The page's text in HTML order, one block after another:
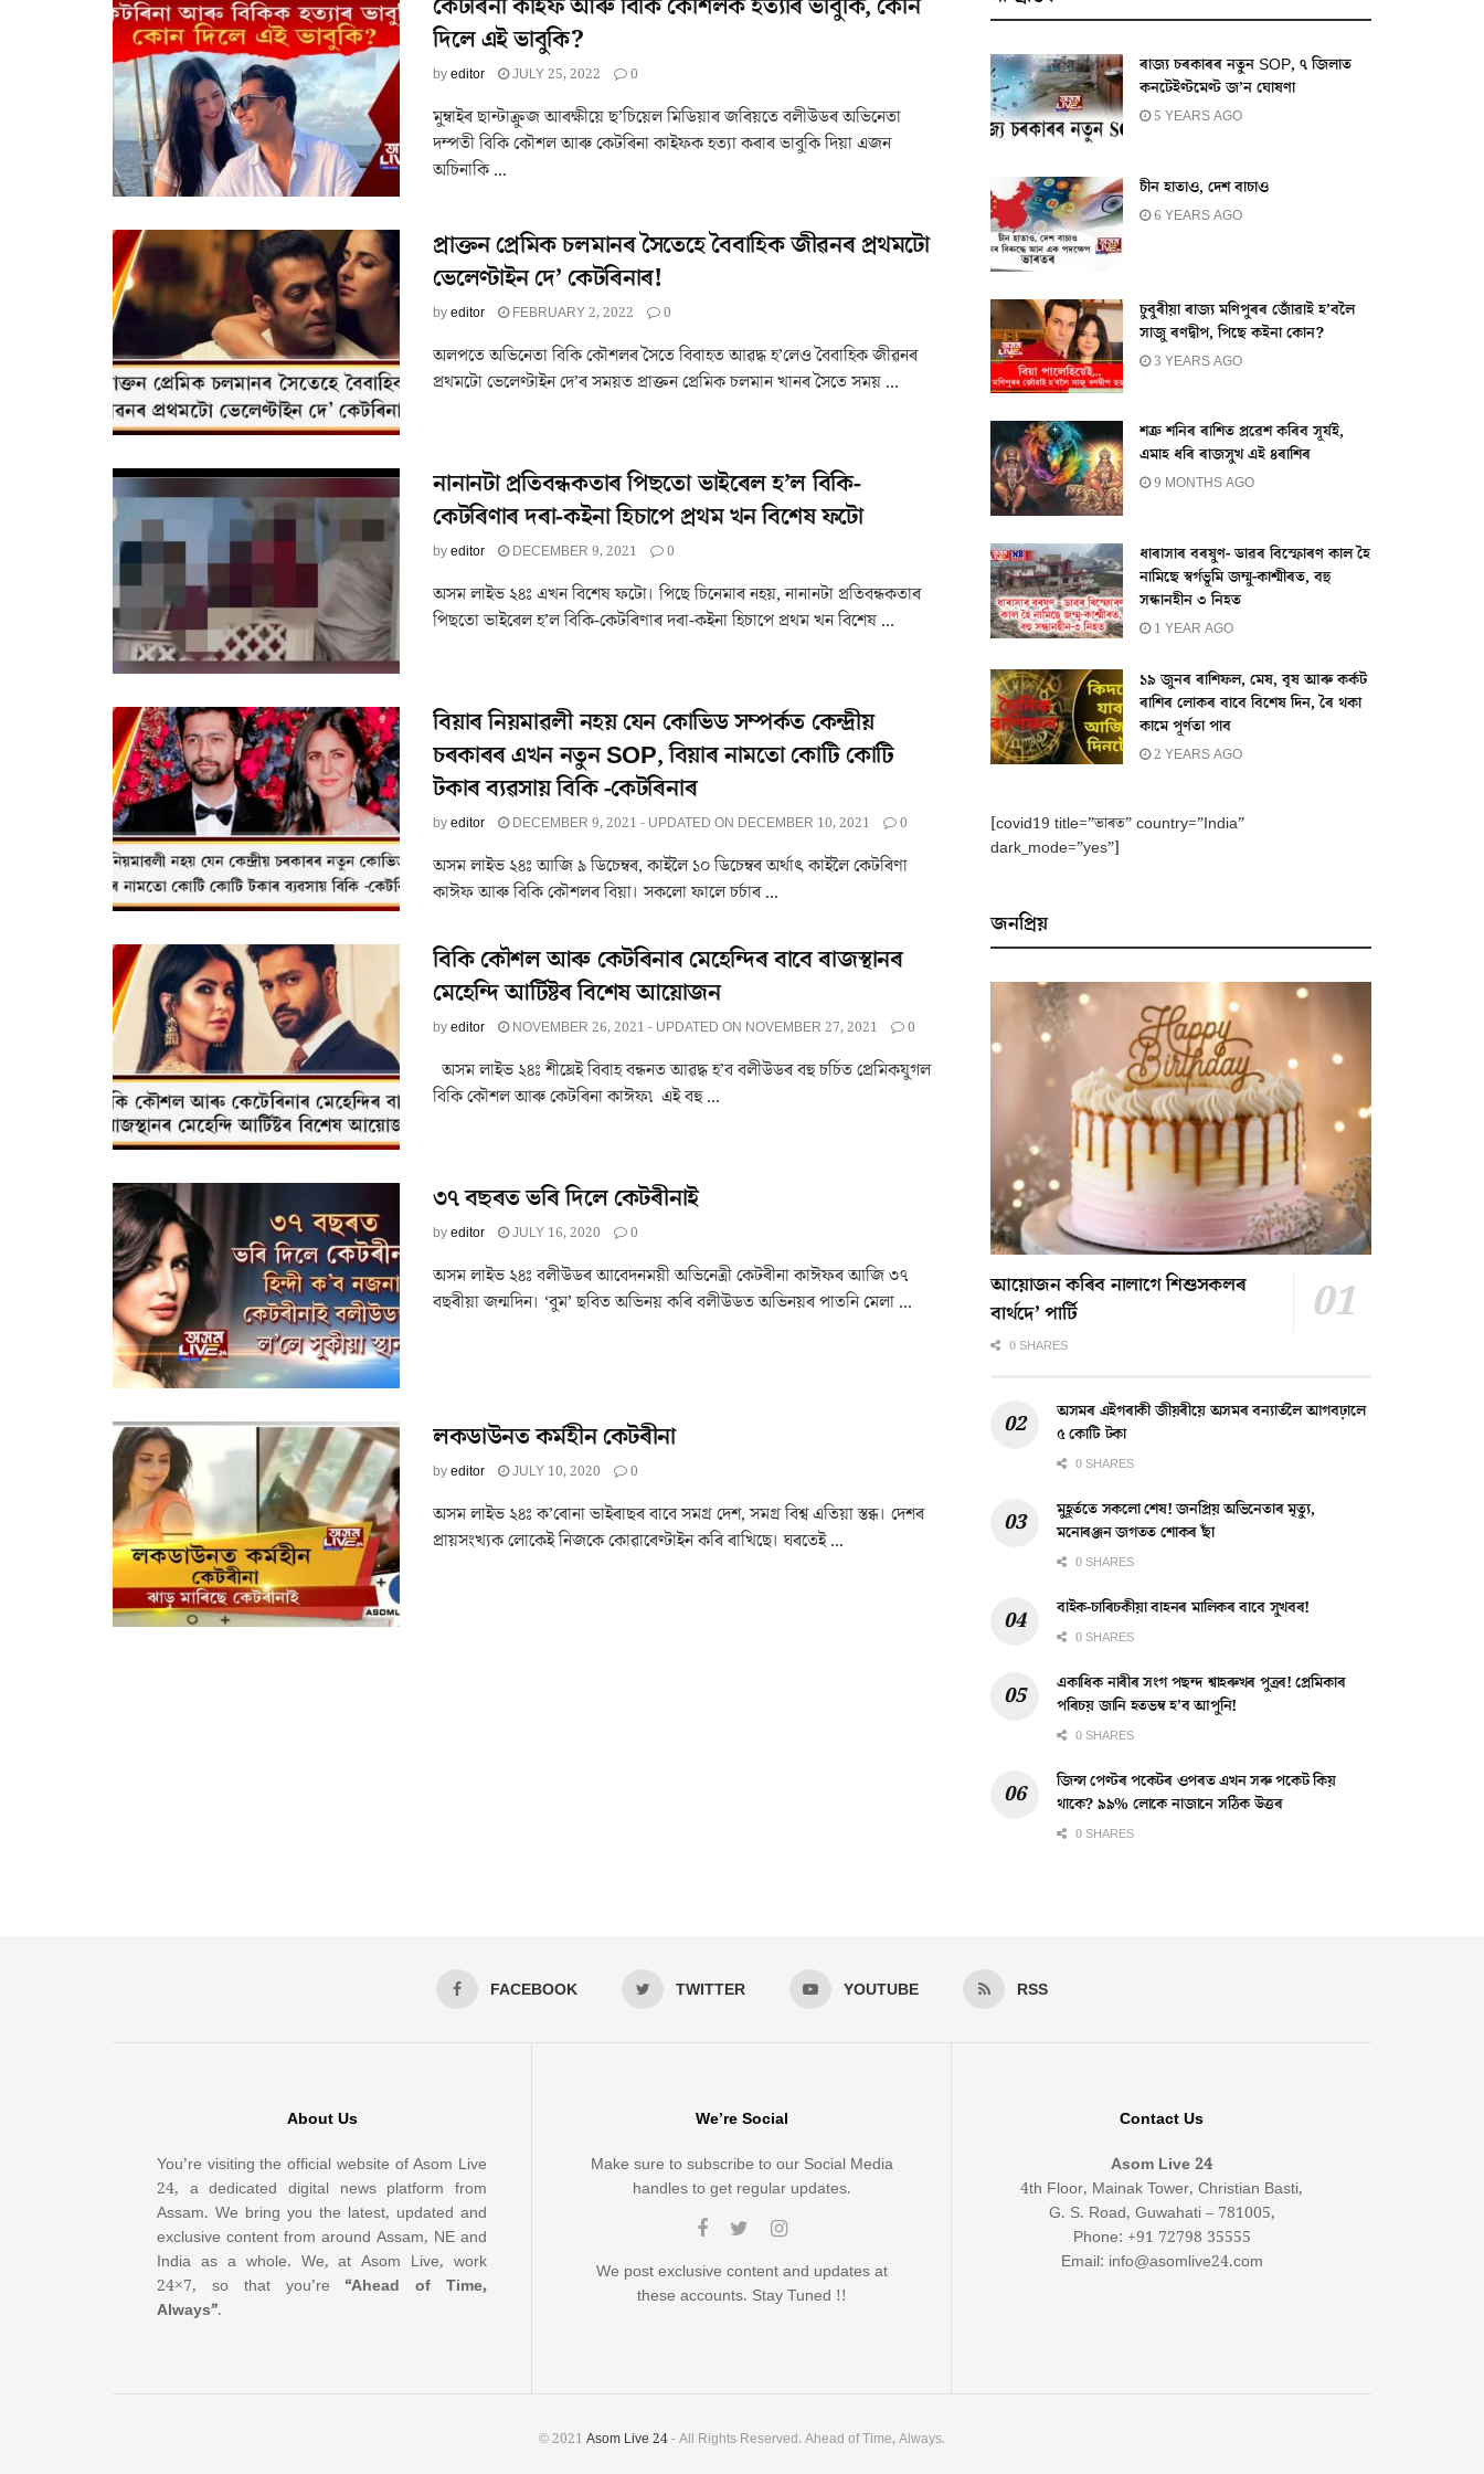
কেটৰিনা কাইফ আৰু বিকি কৌশলক হত্যাৰ ভাবুকি, কোন
দিলে এই ভাবুকি?
byeditor JULY 25, 2022 0
মুম্বাইৰ ছান্টাক্ৰুজ আৰক্ষীয়ে ছ’চিয়েল মিডিয়াৰ জৰিয়তে বলীউডৰ অভিনেতা
দম্পতী বিকি কৌশল আৰু কেটৰিনা কাইফক হত্যা কৰাৰ ভাবুকি দিয়া এজন
অচিনাকি ...
প্ৰাক্তন প্ৰেমিক চলমানৰ সৈতেহে বৈবাহিক জীৱনৰ প্ৰথমটো
ভেলেণ্টাইন দে’ কেটৰিনাৰ!
byeditor FEBRUARY 2, 2022 0
অলপতে অভিনেতা বিকি কৌশলৰ সৈতে বিবাহত আৱদ্ধ হ’লেও বৈবাহিক জীৱনৰ
প্ৰথমটো ভেলেণ্টাইন দে’ৰ সময়ত প্ৰাক্তন প্ৰেমিক চলমান খানৰ সৈতে সময় ...
নানানটা প্ৰতিবন্ধকতাৰ পিছতো ভাইৰেল হ’ল বিকি-
কেটৰিণাৰ দৰা-কইনা হিচাপে প্ৰথম খন বিশেষ ফটো
byeditor DECEMBER 9, 2021 0
অসম লাইভ ২৪ঃ এখন বিশেষ ফটো। পিছে চিনেমাৰ নহয়, নানানটা প্ৰতিবন্ধকতাৰ
পিছতো ভাইৰেল হ’ল বিকি-কেটৰিণাৰ দৰা-কইনা হিচাপে প্ৰথম খন বিশেষ ...
বিয়াৰ নিয়মাৱলী নহয় যেন কোভিড সম্পৰ্কত কেন্দ্ৰীয়
চৰকাৰৰ এখন নতুন SOP, বিয়াৰ নামতো কোটি কোটি
টকাৰ ব্যৱসায় বিকি -কেটৰিনাৰ
byeditor DECEMBER 9, 2021 - UPDATED ON DECEMBER 10, 2021 0
অসম লাইভ ২৪ঃ আজি ৯ ডিচেম্বৰ, কাইলৈ ১০ ডিচেম্বৰ অৰ্থাৎ কাইলৈ কেটৰিণা
কাঈফ আৰু বিকি কৌশলৰ বিয়া। সকলো ফালে চৰ্চাৰ ...
বিকি কৌশল আৰু কেটৰিনাৰ মেহেন্দিৰ বাবে ৰাজস্থানৰ
মেহেন্দি আৰ্টিষ্টৰ বিশেষ আয়োজন
byeditor NOVEMBER 26, 2021 - UPDATED ON NOVEMBER 27, 2021 0
অসম লাইভ ২৪ঃ শীঘ্ৰেই বিবাহ বন্ধনত আৱদ্ধ হ’ব বলীউডৰ বহু চৰ্চিত প্ৰেমিকযুগল
বিকি কৌশল আৰু কেটৰিনা কাঈফ৷ এই বহু ...
৩৭ বছৰত ভৰি দিলে কেটৰীনাই
byeditor JULY 16, 2020 0
অসম লাইভ ২৪ঃ বলীউডৰ আবেদনময়ী অভিনেত্ৰী কেটৰীনা কাঈফৰ আজি ৩৭
বছৰীয়া জন্মদিন। ‘বুম’ ছবিত অভিনয় কৰি বলীউডত অভিনয়ৰ পাতনি মেলা ...
লকডাউনত কর্মহীন কেটৰীনা
byeditor JULY 10, 2020 0
অসম লাইভ ২৪ঃ ক’ৰোনা ভাইৰাছৰ বাবে সমগ্ৰ দেশ, সমগ্ৰ বিশ্ব এতিয়া স্তব্ধ। দেশৰ
প্ৰায়সংখ‍্যক লোকেই নিজকে কোৱাৰেণ্টাইন কৰি ৰাখিছে। ঘৰতেই ...
ৰাজ্য চৰকাৰৰ নতুন SOP, ৭ জিলাত
কনটেইণ্টমেণ্ট জ’ন ঘোষণা
5 YEARS AGO
চীন হাতাও, দেশ বাচাও
6 YEARS AGO
চুবুৰীয়া ৰাজ্য মণিপুৰৰ জোঁৱাই হ’বলৈ
সাজু ৰণদ্বীপ, পিছে কইনা কোন?
3 YEARS AGO
শত্ৰু শনিৰ ৰাশিত প্ৰৱেশ কৰিব সূৰ্যই,
এমাহ ধৰি ৰাজসুখ এই ৪ৰাশিৰ
9 MONTHS AGO
ধাৰাসাৰ বৰষুণ- ডাৱৰ বিস্ফোৰণ কাল হৈ
নামিছে স্বৰ্গভূমি জম্মু-কাশ্মীৰত, বহু
সন্ধানহীন ৩ নিহত
1 YEAR AGO
১৯ জুনৰ ৰাশিফল, মেষ, বৃষ আৰু কৰ্কট
ৰাশিৰ লোকৰ বাবে বিশেষ দিন, ৰৈ থকা
কামে পূৰ্ণতা পাব
2 YEARS AGO
[covid19 title=”ভাৰত” country=”India”
dark_mode=”yes”]
জনপ্ৰিয়
আয়োজন কৰিব নালাগে শিশুসকলৰ
বাৰ্থদে’ পাৰ্টি
0 SHARES
অসমৰ এইগৰাকী জীয়ৰীয়ে অসমৰ বন্যাৰ্তলৈ আগবঢ়ালে
৫ কোটি টকা
0 SHARES
মুহূৰ্ততে সকলো শেষ! জনপ্ৰিয় অভিনেতাৰ মৃত্যু,
মনোৰঞ্জন জগতত শোকৰ ছাঁ
0 SHARES
বাইক-চাৰিচকীয়া বাহনৰ মালিকৰ বাবে সুখবৰ!
0 SHARES
একাধিক নাৰীৰ সংগ পছন্দ শ্বাহৰুখৰ পুত্ৰৰ! প্ৰেমিকাৰ
পৰিচয় জানি হতভম্ব হ’ব আপুনি!
0 SHARES
জিন্স পেণ্টৰ পকেটৰ ওপৰত এখন সৰু পকেট কিয়
থাকে? ৯৯% লোকে নাজানে সঠিক উত্তৰ
0 SHARES
FACEBOOK TWITTER YOUTUBE RSS
About Us
You’re visiting the official website of Asom Live
24, a dedicated digital news platform from
Assam. We bring you the latest, updated and
exclusive content from around Assam, NE and
India as a whole. We, at Asom Live, work
24×7, so that you’re“Ahead of Time,
Always”.
We’re Social
Make sure to subscribe to our Social Media
handles to get regular updates.
We post exclusive content and updates at
these accounts. Stay Tuned !!
Contact Us
Asom Live 24
4th Floor, Mainak Tower, Christian Basti,
G. S. Road, Guwahati – 781005,
Phone: +91 72798 35555
Email: info@asomlive24.com
© 2021 Asom Live 24- All Rights Reserved. Ahead of Time, Always.